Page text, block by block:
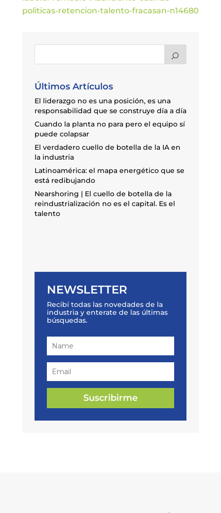
politicas-retencion-talento-fracasan-n14680
Últimos Artículos
El liderazgo no es una posición, es una
responsabilidad que se construye día a día
Cuando la planta no para pero el equipo sí
puede colapsar
El verdadero cuello de botella de la IA en
la industria
Latinoamérica: el mapa energético que se
está redibujando
Nearshoring | El cuello de botella de la
reindustrialización no es el capital. Es el
talento
NEWSLETTER
Recibí todas las novedades de la
industria y enterate de las últimas
búsquedas.
Suscribirme